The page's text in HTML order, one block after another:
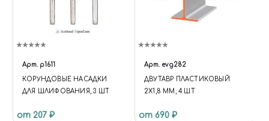
Арт. p1611
КОРУНДОВЫЕ НАСАДКИ
ДЛЯ ШЛИФОВАНИЯ, 3 ШТ
от 207 ₽
Арт. evg282
ДВУТАВР ПЛАСТИКОВЫЙ
2Х1,8 ММ, 4 ШТ
от 690 ₽